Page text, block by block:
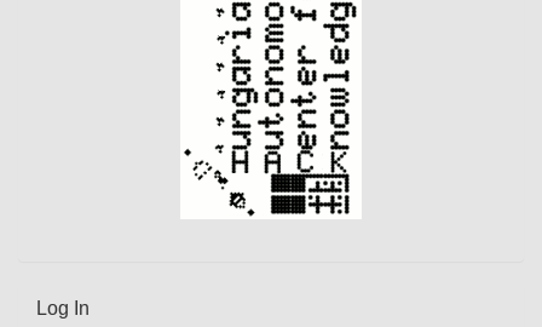
Log In